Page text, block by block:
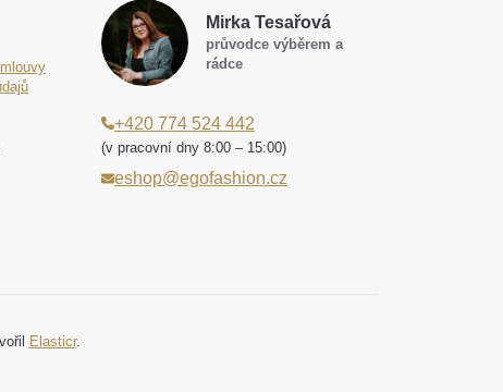
Mirka Tesařová
průvodce výběrem a
rádce
+420 774 524 442
(v pracovní dny 8:00 – 15:00)
eshop@egofashion.cz
Elasticr.